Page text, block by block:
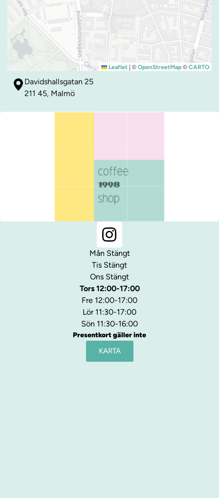
Leaflet | © OpenStreetMap © CARTO
Davidshallsgatan 25
211 45, Malmö
Mån Stängt
Tis Stängt
Ons Stängt
Tors 12:00-17:00
Fre 12:00-17:00
Lör 11:30-17:00
Sön 11:30-16:00
Presentkort gäller inte
KARTA